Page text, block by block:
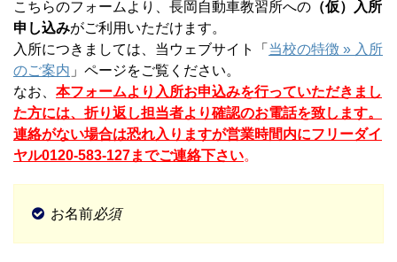
こちらのフォームより、長岡自動車教習所への （仮）入所
申し込みがご利用いただけます。
入所につきましては、当ウェブサイト「 当校の特徴 » 入所
のご案内 」ページをご覧ください。
なお、 本フォームより入所お申込みを行っていただきまし
た方には、折り返し担当者より確認のお電話を致します。
連絡がない場合は恐れ入りますが営業時間内にフリーダイ
ヤル0120-583-127までご連絡下さい。
お名前必須